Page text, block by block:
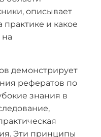
описывает
и какое
демонстрирует
рефератов по
знания в
Эти принципы